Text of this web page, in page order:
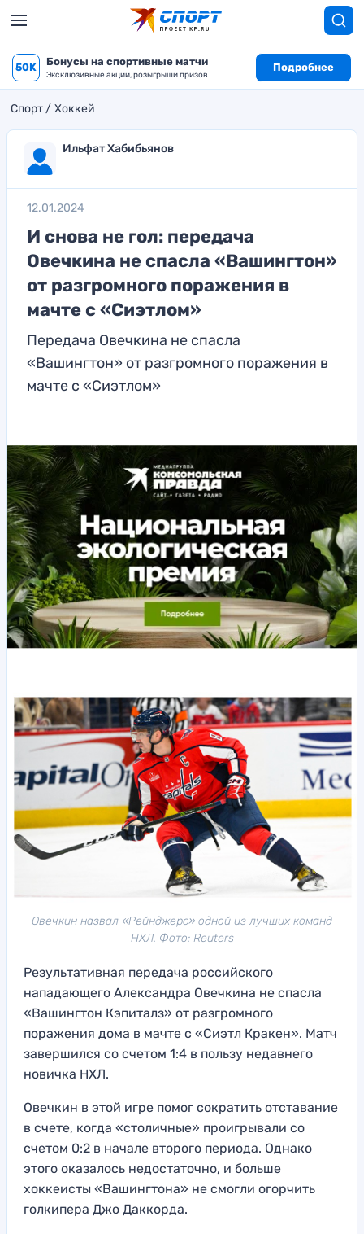
50K Бонусы на спортивные матчи
Эксклюзивные акции, розыгрыши призов
Подробнее
Спорт Хоккей
Ильфат Хабибьянов
12.01.2024
И снова не гол: передача
Овечкина не спасла «Вашингтон»
от разгромного поражения в
мачте с «Сиэтлом»
Передача Овечкина не спасла
«Вашингтон» от разгромного поражения в
мачте с «Сиэтлом»
Овечкин назвал «Рейнджерс» одной из лучших команд
НХЛ. Фото: Reuters
Результативная передача российского
нападающего Александра Овечкина не спасла
«Вашингтон Кэпиталз» от разгромного
поражения дома в мачте с «Сиэтл Кракен». Матч
завершился со счетом 1:4 в пользу недавнего
новичка НХЛ.
Овечкин в этой игре помог сократить отставание
в счете, когда «столичные» проигрывали со
счетом 0:2 в начале второго периода. Однако
этого оказалось недостаточно, и больше
хоккеисты «Вашингтона» не смогли огорчить
голкипера Джо Даккорда.